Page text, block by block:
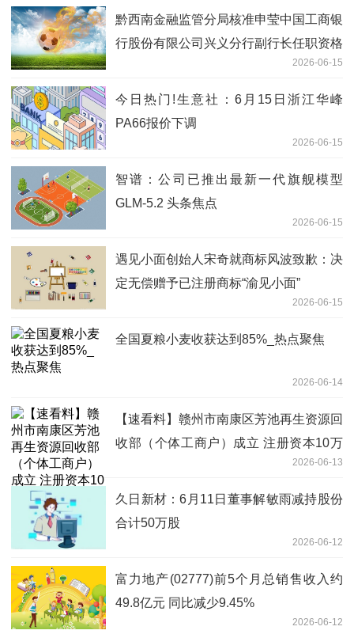
黔西南金融监管分局核准申莹中国工商银
行股份有限公司兴义分行副行长任职资格
2026-06-15
今日热门!生意社：6月15日浙江华峰
PA66报价下调
2026-06-15
智谱：公司已推出最新一代旗舰模型
GLM-5.2 头条焦点
2026-06-15
遇见小面创始人宋奇就商标风波致歉：决
定无偿赠予已注册商标“渝见小面”
2026-06-15
全国夏粮小麦收获达到85%_热点聚焦
2026-06-14
【速看料】赣州市南康区芳池再生资源回
收部（个体工商户）成立 注册资本10万
2026-06-13
久日新材：6月11日董事解敏雨减持股份
合计50万股
2026-06-12
富力地产(02777)前5个月总销售收入约
49.8亿元 同比减少9.45%
2026-06-12